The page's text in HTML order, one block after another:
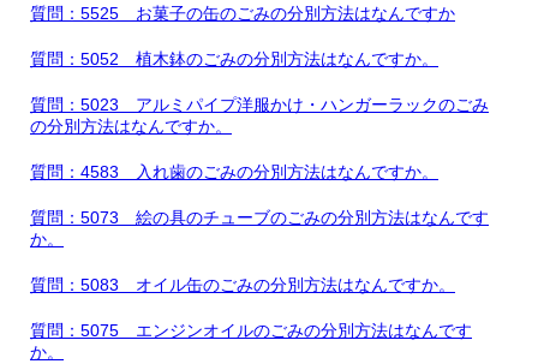
質問：5525 お菓子の缶のごみの分別方法はなんですか
質問：5052 植木鉢のごみの分別方法はなんですか。
質問：5023 アルミパイプ洋服かけ・ハンガーラックのごみ
の分別方法はなんですか。
質問：4583 入れ歯のごみの分別方法はなんですか。
質問：5073 絵の具のチューブのごみの分別方法はなんです
か。
質問：5083 オイル缶のごみの分別方法はなんですか。
質問：5075 エンジンオイルのごみの分別方法はなんです
か。